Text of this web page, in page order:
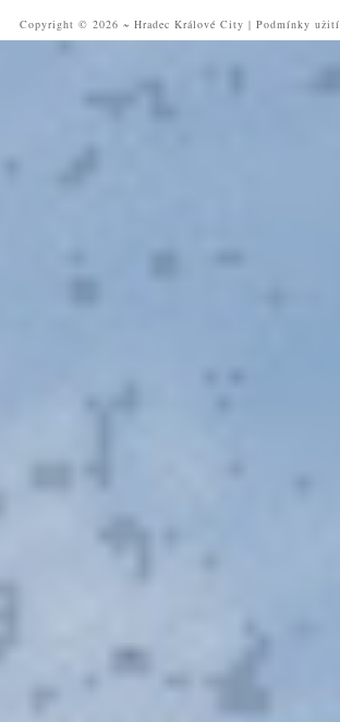
Copyright © 2026 ~ Hradec Králové City | Podmínky užití